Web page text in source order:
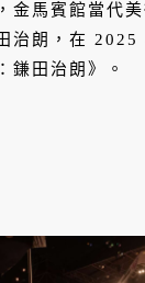
金馬賓館當代
治朗，在 2025
鎌田治朗》。